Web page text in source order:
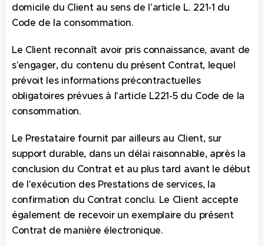
domicile du Client au sens de l'article L. 221-1 du
Code de la consommation.
Le Client reconnaît avoir pris connaissance, avant de
s'engager, du contenu du présent Contrat, lequel
prévoit les informations précontractuelles
obligatoires prévues à l'article L221-5 du Code de la
consommation.
Le Prestataire fournit par ailleurs au Client, sur
support durable, dans un délai raisonnable, après la
conclusion du Contrat et au plus tard avant le début
de l'exécution des Prestations de services, la
confirmation du Contrat conclu. Le Client accepte
également de recevoir un exemplaire du présent
Contrat de manière électronique.